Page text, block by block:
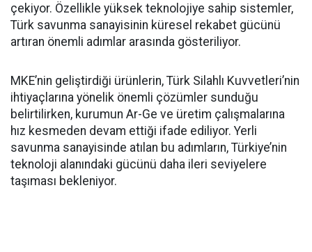
çekiyor. Özellikle yüksek teknolojiye sahip sistemler,
Türk savunma sanayisinin küresel rekabet gücünü
artıran önemli adımlar arasında gösteriliyor.
MKE’nin geliştirdiği ürünlerin, Türk Silahlı Kuvvetleri’nin
ihtiyaçlarına yönelik önemli çözümler sunduğu
belirtilirken, kurumun Ar-Ge ve üretim çalışmalarına
hız kesmeden devam ettiği ifade ediliyor. Yerli
savunma sanayisinde atılan bu adımların, Türkiye’nin
teknoloji alanındaki gücünü daha ileri seviyelere
taşıması bekleniyor.